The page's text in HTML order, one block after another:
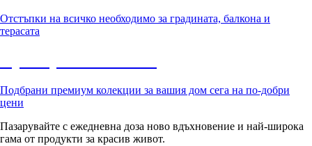
Отстъпки на всичко необходимо за градината, балкона и
терасата
Подбрани премиум колекции за вашия дом сега на по-добри
цени
Пазарувайте с ежедневна доза ново вдъхновение и най-широка
гама от продукти за красив живот.